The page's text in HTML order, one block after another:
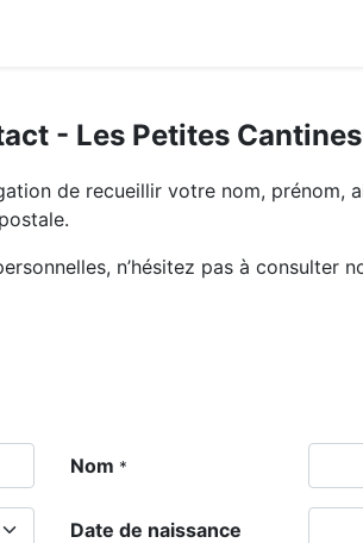
- Les Petites Cantines
de recueillir votre nom, prénom,
n’hésitez pas à consulter
Nom *
Date de naissance